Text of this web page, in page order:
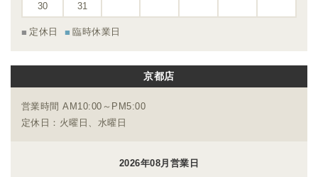
30 31
定休日 臨時休業日
京都店
営業時間 AM10:00～PM5:00
定休日：火曜日、水曜日
2026年08月営業日